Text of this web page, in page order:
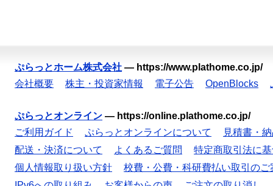
ぷらっとホーム株式会社 — https://www.plathome.co.jp/
会社概要
株主・投資家情報 電子公告 OpenBlocks
ぷらっとオンライン — https://online.plathome.co.jp/
ご利用ガイド
ぷらっとオンラインについて
見積書・
配送・決済について
よくあるご質問
特定商取引法に
個人情報取り扱い方針
校費・公費・科研費払い取引のご